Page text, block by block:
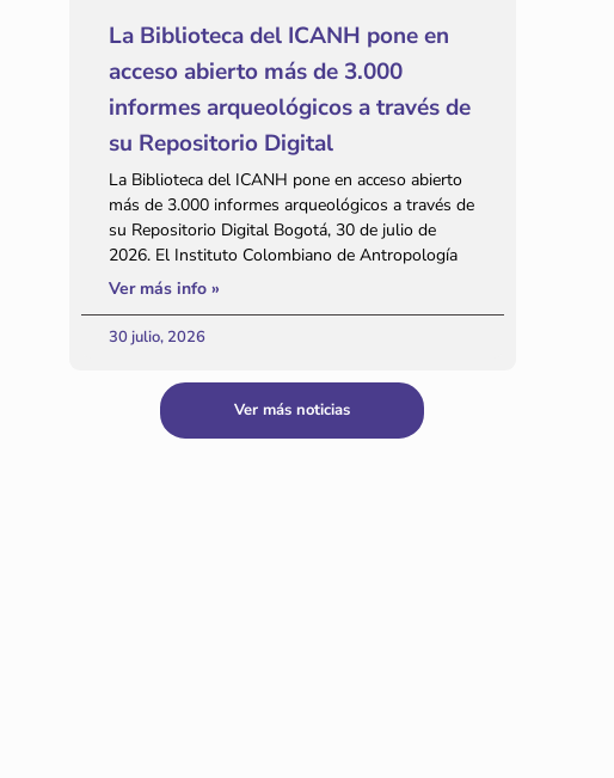
La Biblioteca del ICANH pone en
acceso abierto más de 3.000
informes arqueológicos a través de
su Repositorio Digital
La Biblioteca del ICANH pone en acceso abierto
más de 3.000 informes arqueológicos a través de
su Repositorio Digital Bogotá, 30 de julio de
2026. El Instituto Colombiano de Antropología
Ver más info »
30 julio, 2026
Ver más noticias